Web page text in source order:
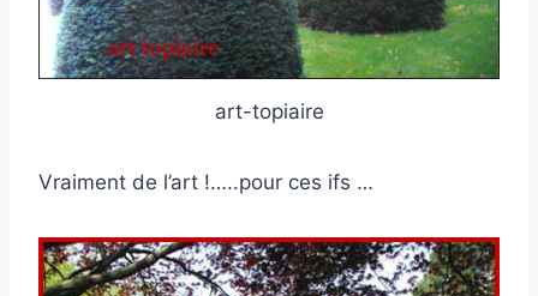
art-topiaire
Vraiment de l’art !…..pour ces ifs …